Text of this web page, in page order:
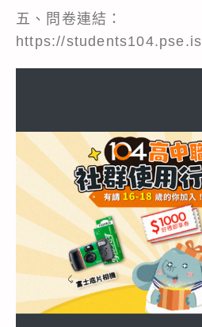
五、問卷連結：
https://